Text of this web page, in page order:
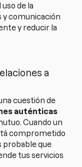
de la
y comunicación
y reducir la
a
cuestión de
auténticas
Cuando un
comprometido
probable que
tus servicios